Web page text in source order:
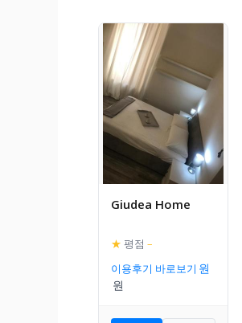
Giudea Home
★ 평점 –
이용후기 바로보기